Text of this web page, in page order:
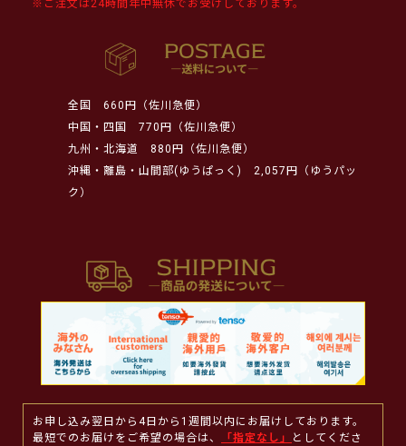
※ご注文は24時間年中無休でお受けしております。
全国
660円（佐川急便）
中国・四国
770円（佐川急便）
九州・北海道
880円（佐川急便）
沖縄・離島・山間部(ゆうぱっく)
2,057円（ゆうパッ
ク）
お申し込み翌日から4日から1週間以内にお届けしております。
最短でのお届けをご希望の場合は、
「指定なし」
としてくださ